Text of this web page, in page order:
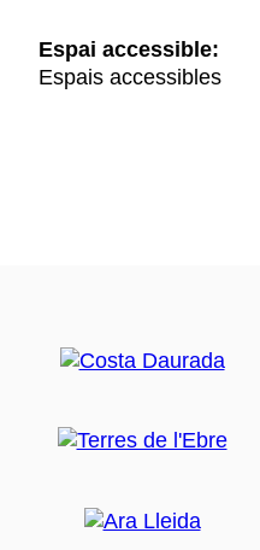
Espai accessible:
Espais accessibles